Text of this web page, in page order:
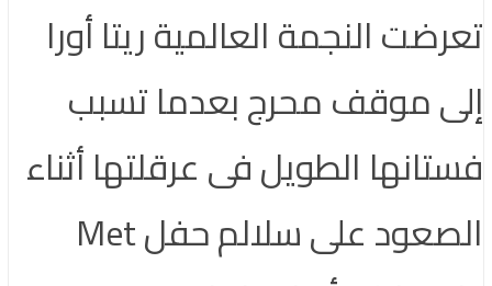
تعرضت النجمة العالمية ريتا أورا
إلى موقف محرج بعدما تسبب
فستانها الطويل فى عرقلتها أثناء
الصعود على سلالم حفل Met